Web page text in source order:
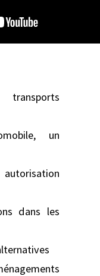
un
dans les